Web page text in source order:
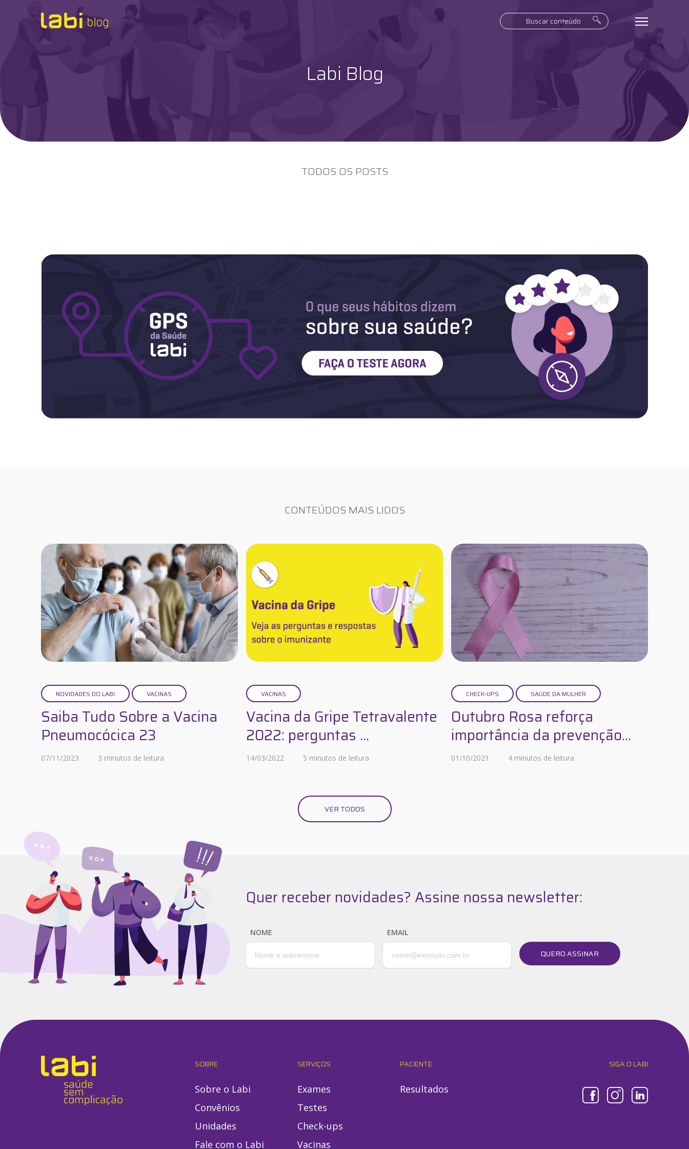
Coronavírus
Novidades do Labi
Saúde do Homem
Sobre o Labi
Labi Blog
TODOS OS POSTS
CONTEÚDOS MAIS LIDOS
NOVIDADES DO LABI VACINAS
Saiba Tudo Sobre a Vacina
Pneumocócica 23
07/11/2023 3 minutos de leitura
VACINAS
Vacina da Gripe Tetravalente
2022: perguntas ...
14/03/2022 5 minutos de leitura
CHECK-UPS SAÚDE DA MULHER
Outubro Rosa reforça
importância da prevenção...
01/10/2021 4 minutos de leitura
VER TODOS
Quer receber novidades? Assine nossa newsletter:
NOME EMAIL
QUERO ASSINAR
SOBRE
Sobre o Labi
Convênios
Unidades
Fale com o Labi
SERVIÇOS
Exames
Testes
Check-ups
Vacinas
PACIENTE
Resultados
SIGA O LABI